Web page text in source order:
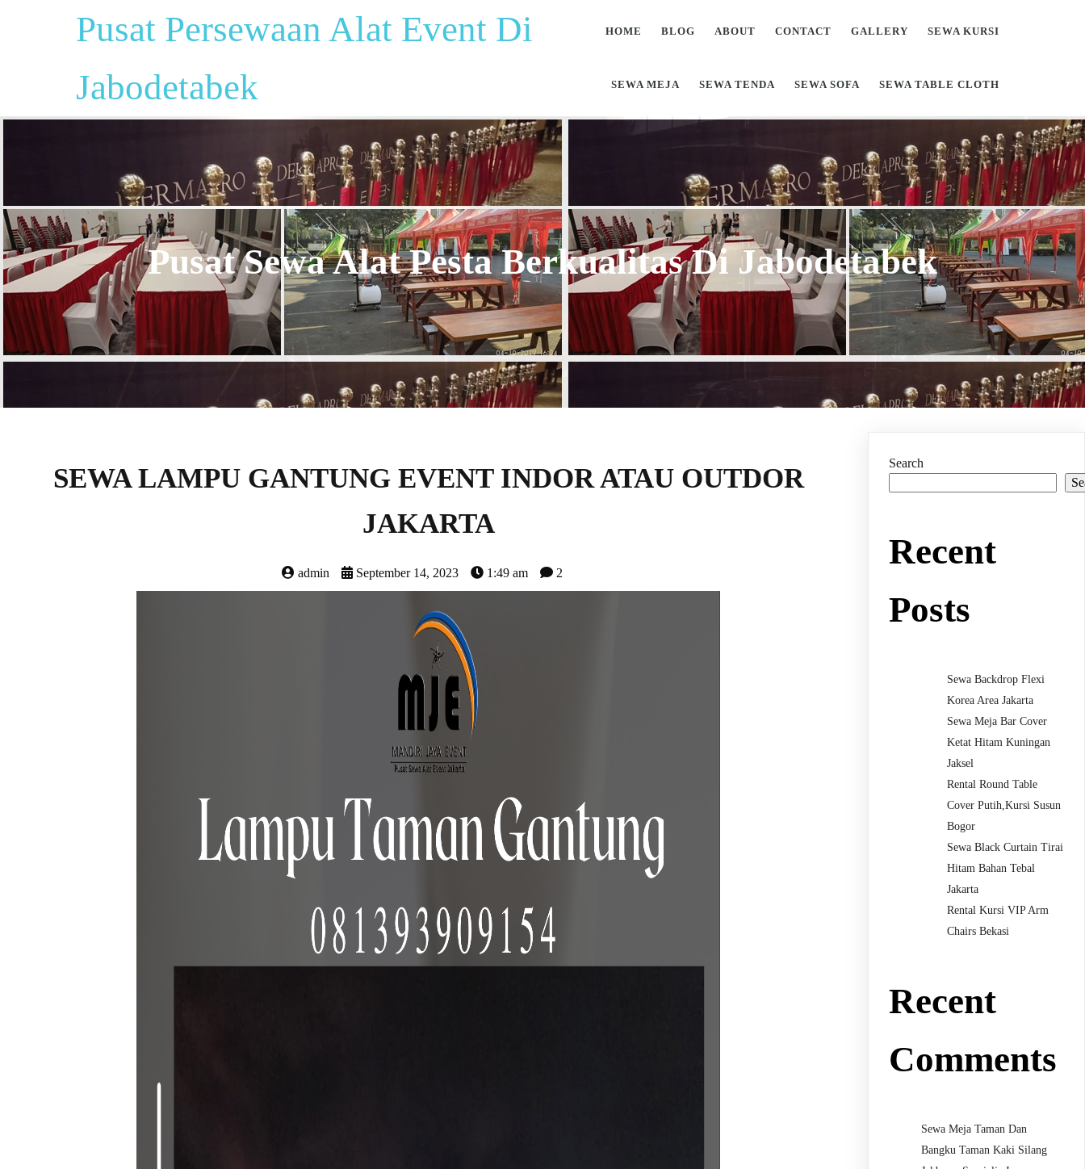
Pusat Persewaan Alat Event Di
Jabodetabek
HOME BLOG ABOUT CONTACT GALLERY SEWA KURSI
SEWA MEJA SEWA TENDA SEWA SOFA SEWA TABLE CLOTH
Pusat Sewa Alat Pesta Berkualitas Di Jabodetabek
SEWA LAMPU GANTUNG EVENT INDOR ATAU OUTDOR
JAKARTA
admin September 14, 2023 1:49 am 2
Search
Recent
Posts
Sewa Backdrop Flexi
Korea Area Jakarta
Sewa Meja Bar Cover
Ketat Hitam Kuningan
Jaksel
Rental Round Table
Cover Putih,Kursi Susun
Bogor
Sewa Black Curtain Tirai
Hitam Bahan Tebal
Jakarta
Rental Kursi VIP Arm
Chairs Bekasi
Recent
Comments
Sewa Meja Taman Dan
Bangku Taman Kaki Silang